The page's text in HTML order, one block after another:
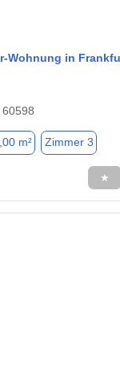
Wohnung in
m² Zimmer 3
★